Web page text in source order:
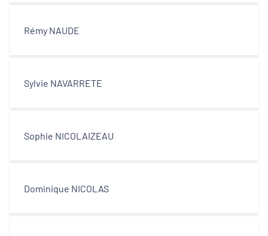
Rémy NAUDE
Sylvie NAVARRETE
Sophie NICOLAIZEAU
Dominique NICOLAS